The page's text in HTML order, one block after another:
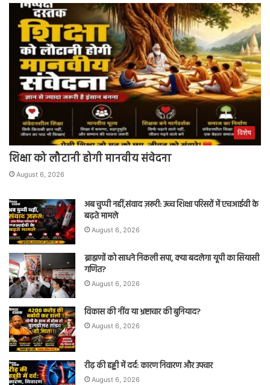
विशेष
शिक्षा को लौटानी होगी मानवीय संवेदना
August 6, 2026
अब चुप्पी नहीं,संवाद ज़रूरी: उच्च शिक्षा परिसरों में एचआईवी के
बढ़ते मामले
August 6, 2026
ब्राह्मणों को साधने निकली सपा, क्या बदलेगा यूपी का सियासी
गणित?
August 6, 2026
विकास की नींव या भ्रष्टाचार की बुनियाद?
August 6, 2026
रीढ़ की हड्डी में दर्द: कारण निवारण और उपचार
August 6, 2026